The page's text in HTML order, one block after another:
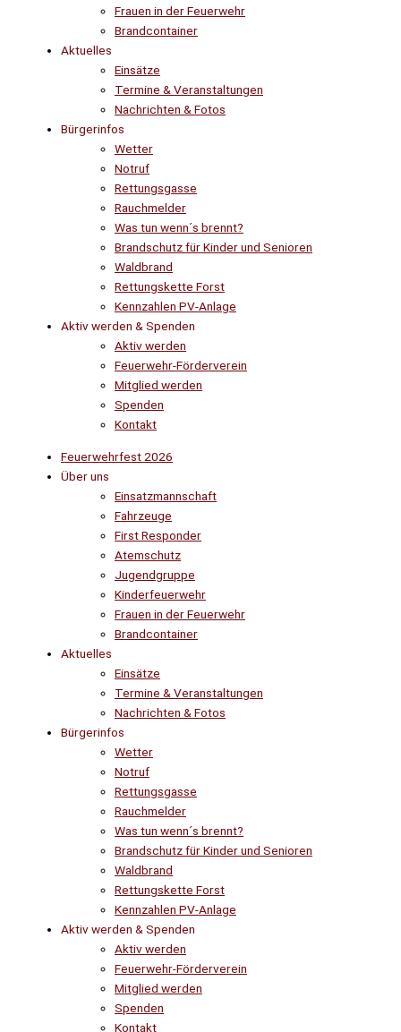
Frauen in der Feuerwehr
Brandcontainer
Aktuelles
Einsätze
Termine & Veranstaltungen
Nachrichten & Fotos
Bürgerinfos
Wetter
Notruf
Rettungsgasse
Rauchmelder
Was tun wenn´s brennt?
Brandschutz für Kinder und Senioren
Waldbrand
Rettungskette Forst
Kennzahlen PV-Anlage
Aktiv werden & Spenden
Aktiv werden
Feuerwehr-Förderverein
Mitglied werden
Spenden
Kontakt
Feuerwehrfest 2026
Über uns
Einsatzmannschaft
Fahrzeuge
First Responder
Atemschutz
Jugendgruppe
Kinderfeuerwehr
Frauen in der Feuerwehr
Brandcontainer
Aktuelles
Einsätze
Termine & Veranstaltungen
Nachrichten & Fotos
Bürgerinfos
Wetter
Notruf
Rettungsgasse
Rauchmelder
Was tun wenn´s brennt?
Brandschutz für Kinder und Senioren
Waldbrand
Rettungskette Forst
Kennzahlen PV-Anlage
Aktiv werden & Spenden
Aktiv werden
Feuerwehr-Förderverein
Mitglied werden
Spenden
Kontakt